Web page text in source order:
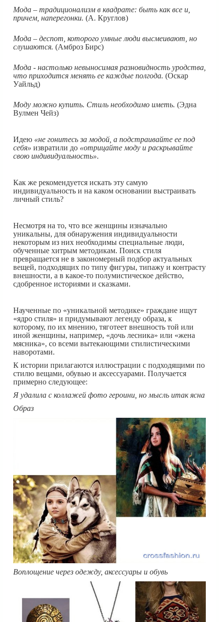
Мода – традиционализм в квадрате: быть как все и,
причем, наперегонки. (А. Круглов)
Мода – деспот, которого умные люди высмеивают, но
слушаются. (Амброз Бирс)
Мода - настолько невыносимая разновидность уродства,
что приходится менять ее каждые полгода. (Оскар
Уайльд)
Моду можно купить. Стиль необходимо иметь. (Эдна
Вулмен Чейз)
Идею «не гонитесь за модой, а подстраивайте ее под
себя» извратили до «отрицайте моду и раскрывайте
свою индивидуальность».
Как же рекомендуется искать эту самую
индивидуальность и на каком основании выстраивать
личный стиль?
Несмотря на то, что все женщины изначально
уникальны, для обнаружения индивидуальности
некоторым из них необходимы специальные люди,
обученные хитрым методикам. Поиск стиля
превращается не в закономерный подбор актуальных
вещей, подходящих по типу фигуры, типажу и контрасту
внешности, а в какое-то полумистическое действо,
сдобренное историями и сказками.
Наученные по «уникальной методике» граждане ищут
«ядро стиля» и придумывают легенду образа, к
которому, по их мнению, тяготеет внешность той или
иной женщины, например, «дочь лесника» или «жена
мясника», со всеми вытекающими стилистическими
наворотами.
К истории прилагаются иллюстрации с подходящими по
стилю вещами, обувью и аксессуарами. Получается
примерно следующее:
Я удалила с коллажей фото героини, но мысль итак ясна
Образ
Воплощение через одежду, аксессуары и обувь